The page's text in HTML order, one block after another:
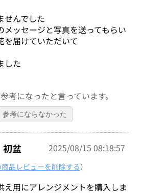
せんでした
メッセージと写真を送ってもらい
を届けていただいて
した
考になったと言っています。
参考にならなかった
初盆
2025/08/15 08:18:57
商品レビューを削除する）
え用にアレンジメントを購入しま